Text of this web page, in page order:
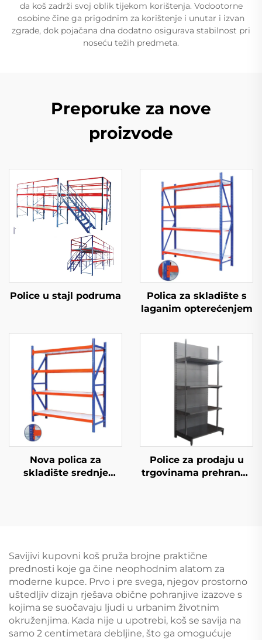
da koš zadrži svoj oblik tijekom korištenja. Vodootorne
osobine čine ga prigodnim za korištenje i unutar i izvan
zgrade, dok pojačana dna dodatno osigurava stabilnost pri
noseću težih predmeta.
Preporuke za nove
proizvode
Police u stajl podruma
Polica za skladište s
laganim opterećenjem
Nova polica za
skladište srednje
Police za prodaju u
trgovinama prehrane i
Savijivi kupovni koš pruža brojne praktične
prednosti koje ga čine neophodnim alatom za
moderne kupce. Prvo i pre svega, njegov prostorno
uštedljiv dizajn rješava obične pohranjive izazove s
kojima se suočavaju ljudi u urbanim životnim
okruženjima. Kada nije u upotrebi, koš se savija na
samo 2 centimetara debljine, što ga omogućuje